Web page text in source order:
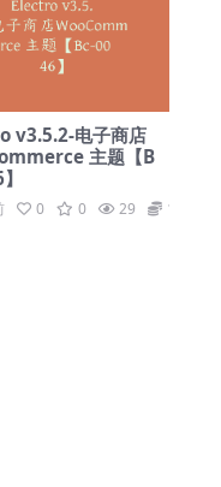
v3.5.2-电子商店
主题【B
0 0 29 19.9